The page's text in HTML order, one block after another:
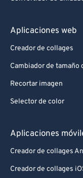
Aplicaciones web
Creador de collages
Cambiador de tamaño
Recortar imagen
Selector de color
Aplicaciones
Creador de collages
Creador de collages